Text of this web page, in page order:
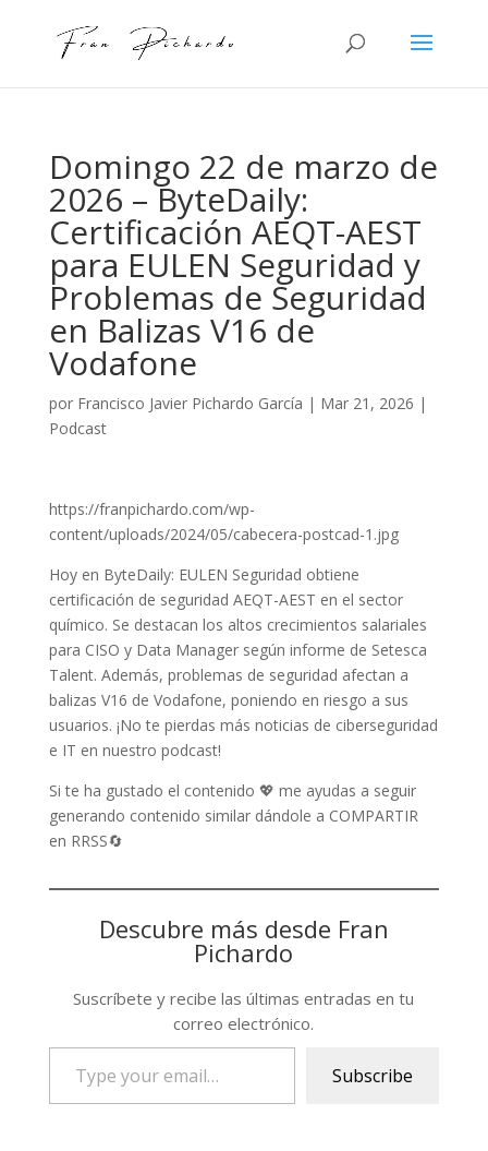
Domingo 22 de marzo de
2026 – ByteDaily:
Certificación AEQT-AEST
para EULEN Seguridad y
Problemas de Seguridad
en Balizas V16 de
Vodafone
por Francisco Javier Pichardo García | Mar 21, 2026 |
Podcast
https://franpichardo.com/wp-
content/uploads/2024/05/cabecera-postcad-1.jpg
Hoy en ByteDaily: EULEN Seguridad obtiene
certificación de seguridad AEQT-AEST en el sector
químico. Se destacan los altos crecimientos salariales
para CISO y Data Manager según informe de Setesca
Talent. Además, problemas de seguridad afectan a
balizas V16 de Vodafone, poniendo en riesgo a sus
usuarios. ¡No te pierdas más noticias de ciberseguridad
e IT en nuestro podcast!
Si te ha gustado el contenido 💖 me ayudas a seguir
generando contenido similar dándole a COMPARTIR
en RRSS🔄
Descubre más desde Fran
Pichardo
Suscríbete y recibe las últimas entradas en tu
correo electrónico.
email…
Subscribe